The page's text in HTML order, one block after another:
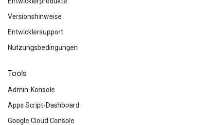
Versionshinweise
Entwicklersupport
Nutzungsbedingungen
Tools
Admin-Konsole
Apps Script-Dashboard
Google Cloud Console